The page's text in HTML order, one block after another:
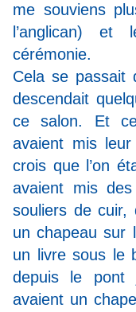
me souviens
l’anglican)
cérémonie.
Cela se passait
descendait
ce salon. Et
avaient mis
crois que l’on
avaient mis
souliers de cuir,
un chapeau sur
un livre sous le
depuis le pont
avaient un